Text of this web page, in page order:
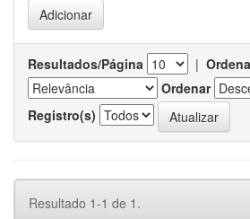
Resultados/Página |
Ordenar
Registro(s)
Resultado 1-1 de 1.